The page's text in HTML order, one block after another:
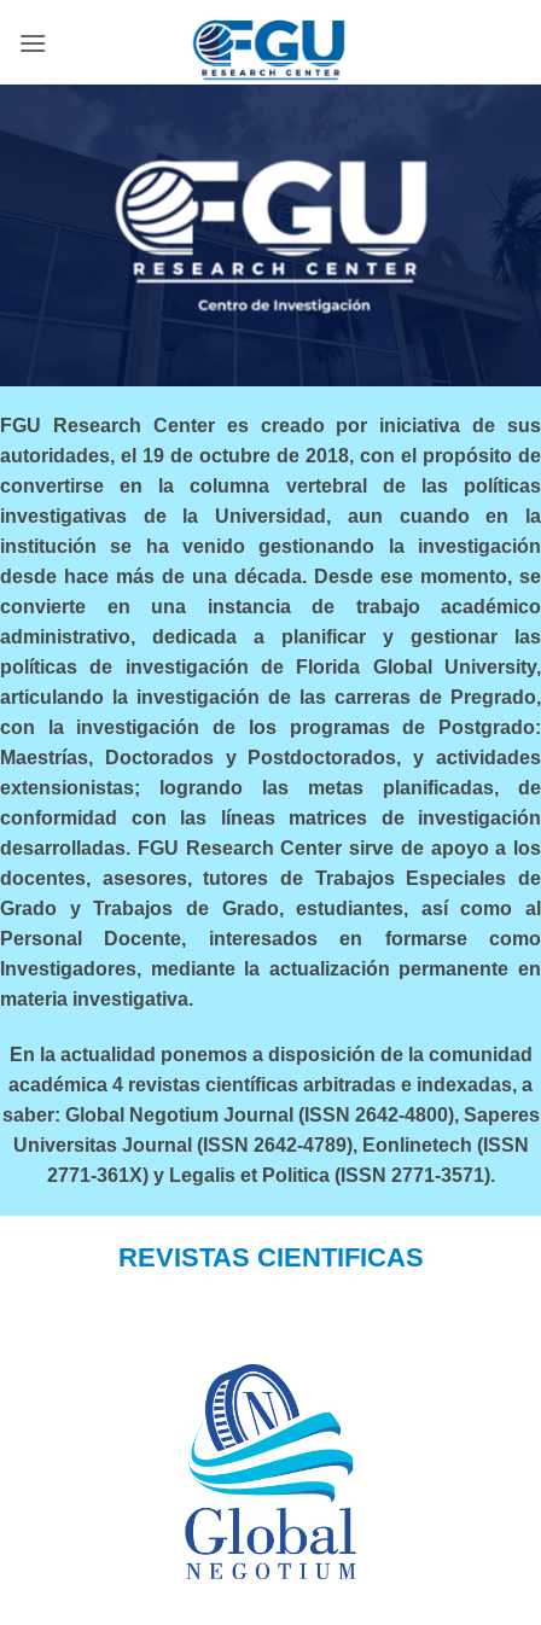
FGU Research Center es creado por iniciativa de sus
autoridades, el 19 de octubre de 2018, con el propósito de
convertirse en la columna vertebral de las políticas
investigativas de la Universidad, aun cuando en la
institución se ha venido gestionando la investigación
desde hace más de una década. Desde ese momento, se
convierte en una instancia de trabajo académico
administrativo, dedicada a planificar y gestionar las
políticas de investigación de Florida Global University,
articulando la investigación de las carreras de Pregrado,
con la investigación de los programas de Postgrado:
Maestrías, Doctorados y Postdoctorados, y actividades
extensionistas; logrando las metas planificadas, de
conformidad con las líneas matrices de investigación
desarrolladas. FGU Research Center sirve de apoyo a los
docentes, asesores, tutores de Trabajos Especiales de
Grado y Trabajos de Grado, estudiantes, así como al
Personal Docente, interesados en formarse como
Investigadores, mediante la actualización permanente en
materia investigativa.
En la actualidad ponemos a disposición de la comunidad
académica 4 revistas científicas arbitradas e indexadas, a
saber: Global Negotium Journal (ISSN 2642-4800), Saperes
Universitas Journal (ISSN 2642-4789), Eonlinetech (ISSN
2771-361X) y Legalis et Politica (ISSN 2771-3571).
REVISTAS CIENTIFICAS